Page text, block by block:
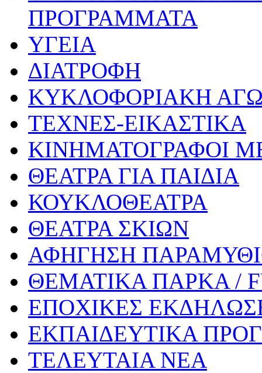
ΠΡΟΓΡΑΜΜΑΤΑ
ΥΓΕΙΑ
ΔΙΑΤΡΟΦΗ
ΚΥΚΛΟΦΟΡΙΑΚΗ
ΤΕΧΝΕΣ-ΕΙΚΑΣΤΙΚΑ
ΚΙΝΗΜΑΤΟΓΡΑΦΟΙ
ΘΕΑΤΡΑ ΓΙΑ ΠΑΙΔΙΑ
ΚΟΥΚΛΟΘΕΑΤΡΑ
ΘΕΑΤΡΑ ΣΚΙΩΝ
ΑΦΗΓΗΣΗ
ΘΕΜΑΤΙΚΑ ΠΑΡΚΑ /
ΕΠΟΧΙΚΕΣ
ΕΚΠΑΙΔΕΥΤΙΚΑ
ΤΕΛΕΥΤΑΙΑ ΝΕΑ